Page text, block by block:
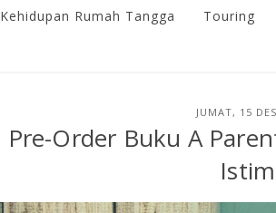
Kehidupan Rumah Tangga Touring
JUMAT, 15
Pre-Order Buku A